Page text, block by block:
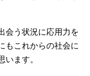
会う状況に応用力を
もこれからの社会に
います。